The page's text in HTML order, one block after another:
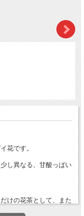
花です。
し異なる、甘酸っぱい
けの花茶として、また